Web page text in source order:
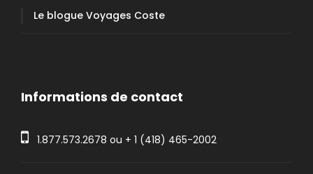
Le blogue Voyages Coste
Informations de contact
1.877.573.2678 ou + 1 (418) 465-2002